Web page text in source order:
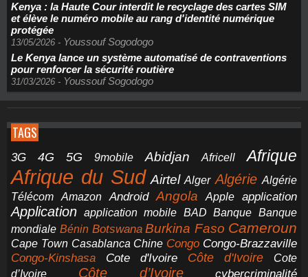
Kenya : la Haute Cour interdit le recyclage des cartes SIM
et élève le numéro mobile au rang d'identité numérique
protégée
13/05/2026 - Youssouf Sogodogo
Le Kenya lance un système automatisé de contraventions
pour renforcer la sécurité routière
31/03/2026 - Youssouf Sogodogo
TAGS
3G 4G 5G 9mobile Abidjan Africell Afrique
Afrique du Sud Airtel Alger Algérie Algérie
Télécom
Amazon Android Angola Apple application
Application application mobile BAD Banque Banque
mondiale Bénin Botswana Burkina Faso Cameroun
Cape Town Casablanca Chine Congo Congo-Brazzaville
Congo-Kinshasa Cote d'Ivoire Côte d'Ivoire
Cote
d’Ivoire
Côte d’Ivoire
cybercriminalité